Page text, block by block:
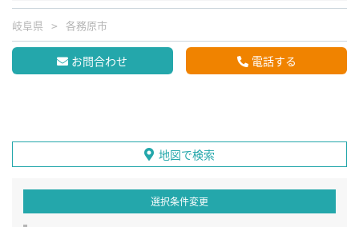
岐阜県 各務原市
お問合わせ 電話する
地図で検索
選択条件変更